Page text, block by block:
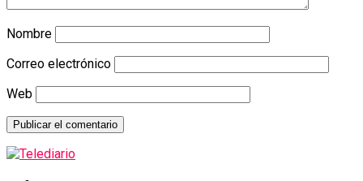
Nombre
Correo electrónico
Web